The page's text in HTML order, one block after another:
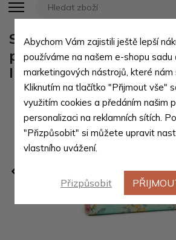
Světle zelená klopnová
peněženka s barevným
Ilarion
Abychom Vám zajistili ještě lepší
používáme na našem e-shopu sadu
marketingových nástrojů, které nám
Kliknutím na tlačítko "Přijmout vše"
využitím cookies a předáním našim
personalizaci na reklamních sítích.
"Přizpůsobit" si můžete upravit
vlastního uvážení.
Přizpůsobit